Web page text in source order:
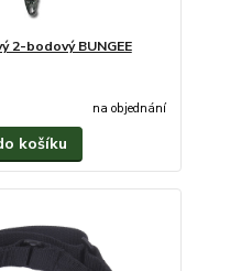
2-bodový BUNGEE
na objednání
košíku